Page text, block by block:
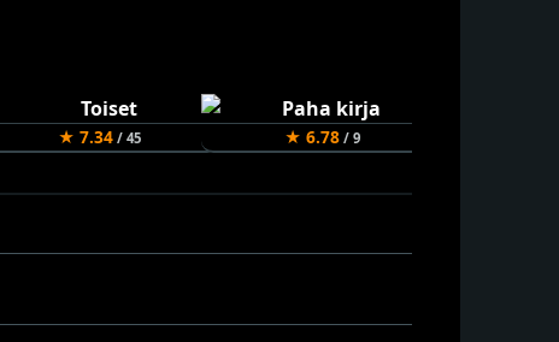
★ 7.34/ 45 ★ 6.78/ 9